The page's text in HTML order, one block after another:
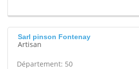
Sarl pinson Fontenay
Artisan
Département: 50